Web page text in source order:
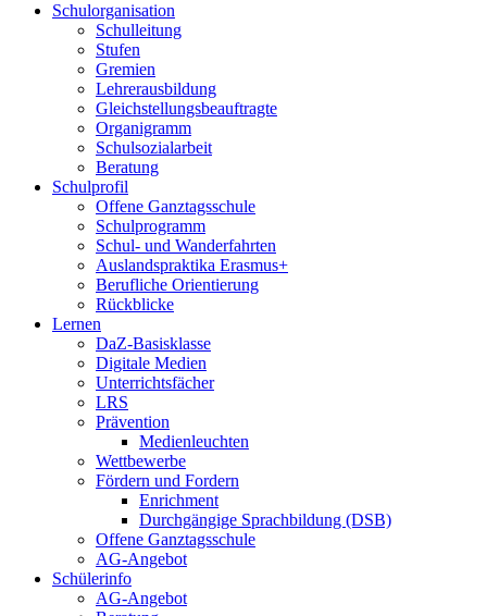
Schulorganisation
Schulleitung
Stufen
Gremien
Lehrerausbildung
Gleichstellungsbeauftragte
Organigramm
Schulsozialarbeit
Beratung
Schulprofil
Offene Ganztagsschule
Schulprogramm
Schul- und Wanderfahrten
Auslandspraktika Erasmus+
Berufliche Orientierung
Rückblicke
Lernen
DaZ-Basisklasse
Digitale Medien
Unterrichtsfächer
LRS
Prävention
Medienleuchten
Wettbewerbe
Fördern und Fordern
Enrichment
Durchgängige Sprachbildung (DSB)
Offene Ganztagsschule
AG-Angebot
Schülerinfo
AG-Angebot